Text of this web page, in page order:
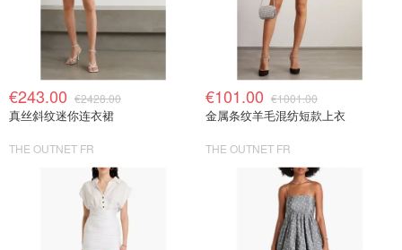
€243.00 €2428.00
真丝斜纹迷你连衣裙
THE OUTNET FR
€101.00 €1001.00
金属条纹羊毛混纺短款上衣
THE OUTNET FR